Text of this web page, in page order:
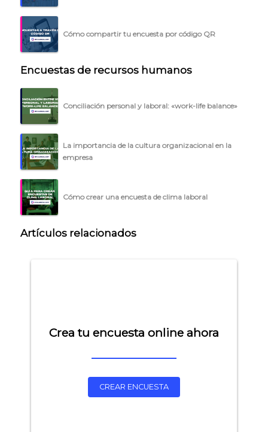
Cómo compartir tu encuesta por código QR
Encuestas de recursos humanos
Conciliación personal y laboral: «work-life balance»
La importancia de la cultura organizacional en la
empresa
Cómo crear una encuesta de clima laboral
Artículos relacionados
Crea tu encuesta online ahora
CREAR ENCUESTA